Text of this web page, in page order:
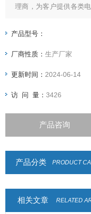
理商，为客户提供各类
加工制造及维修；上海
恼，让您称心如意
产品型号：
厂商性质：生产厂家
更新时间： 2024-06-14
访 问 量：3426
产品咨询
产品分类 PRODUCT
相关文章 RELATED